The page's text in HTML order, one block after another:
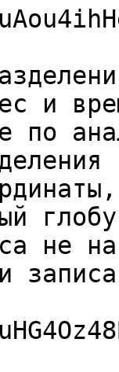
и
по
не